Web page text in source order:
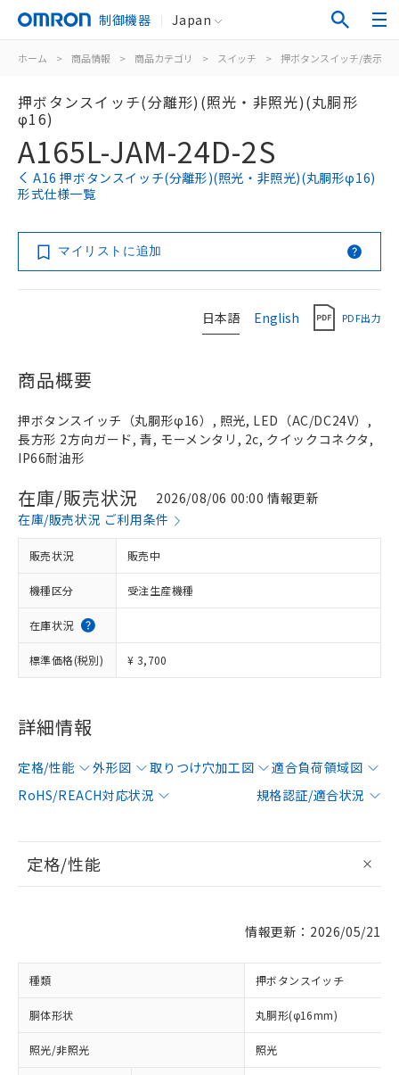
制御機器 Japan
ホーム > 商品情報 > 商品カテゴリ > スイッチ > 押ボタンスイッチ/表示灯
押ボタンスイッチ(分離形)(照光・非照光)(丸胴形
φ16)
A165L-JAM-24D-2S
A16 押ボタンスイッチ(分離形)(照光・非照光)(丸胴形φ16)
形式仕様一覧
マイリストに追加
日本語 English PDF出力
商品概要
押ボタンスイッチ（丸胴形φ16）, 照光, LED（AC/DC24V）,
長方形 2方向ガード, 青, モーメンタリ, 2c, クイックコネクタ,
IP66耐油形
在庫/販売状況
2026/08/06 00:00 情報更新
在庫/販売状況 ご利用条件
販売状況 販売中
機種区分 受注生産機種
在庫状況
標準価格(税別) ¥ 3,700
詳細情報
定格/性能 外形図 取りつけ穴加工図
適合負荷領域図
RoHS/REACH対応状況
規格認証/適合状況
定格/性能
情報更新：2026/05/21
種類 押ボタンスイッチ
胴体形状 丸胴形(φ16mm)
照光/非照光 照光